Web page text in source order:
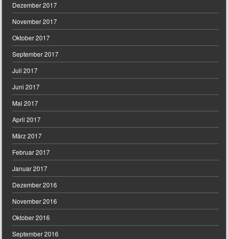
Dezember 2017
November 2017
Oktober 2017
September 2017
Juli 2017
Juni 2017
Mai 2017
April 2017
März 2017
Februar 2017
Januar 2017
Dezember 2016
November 2016
Oktober 2016
September 2016